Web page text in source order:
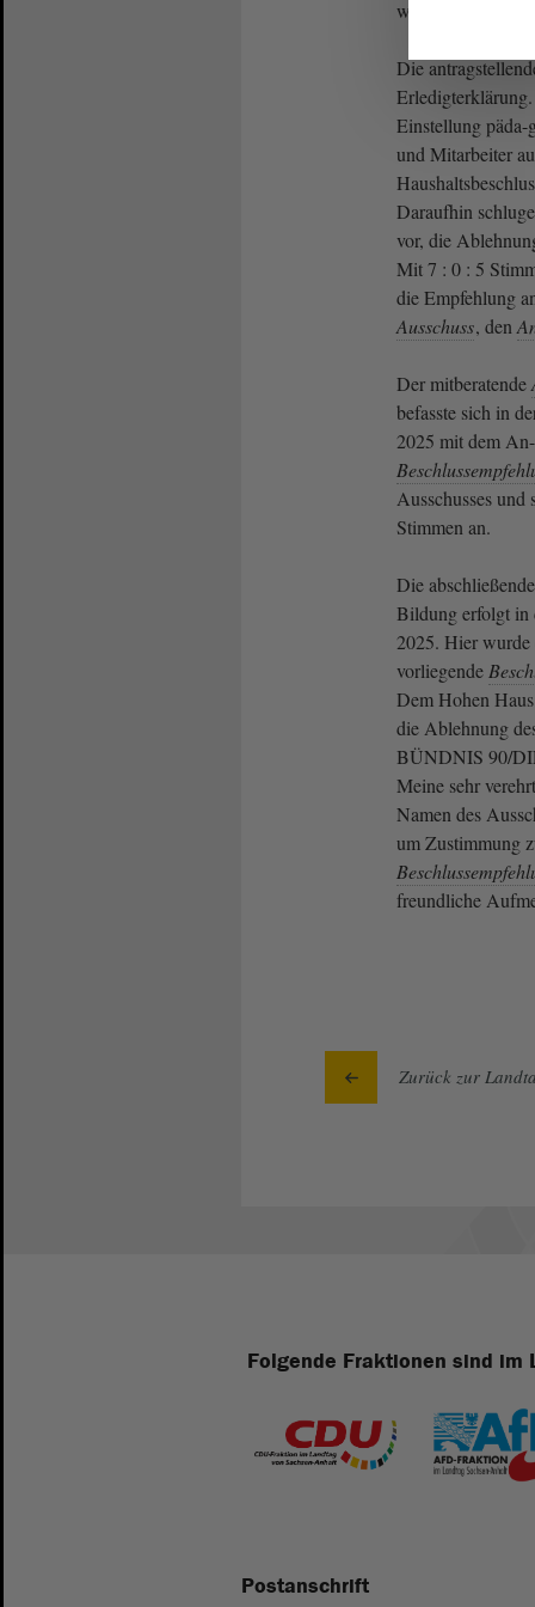
worden sei.
Die
Einstellung
und Mitarbeiter
Daraufhin
vor, die
Mit 7 : 0 : 5
die Empfehlung
Ausschuss, den
Der mitberatende
befasste sich in
2025 mit dem
Ausschusses und
Stimmen an.
Die abschließende
Bildung erfolgt in
2025. Hier
vorliegende
Dem Hohen
die Ablehnung
BÜNDNIS 90/
Meine sehr
Namen des
um Zustimmung
freundliche
Zurück zur
Folgende Fraktionen sind im
Postanschrift